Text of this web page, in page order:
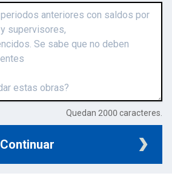
Quedan 2000caracteres.
Continuar